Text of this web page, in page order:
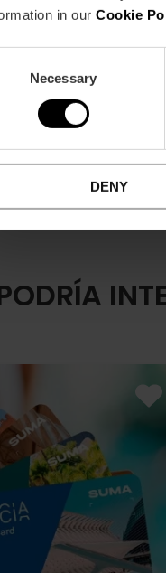
in our Cookie
Necessary
DENY
Tourist Card